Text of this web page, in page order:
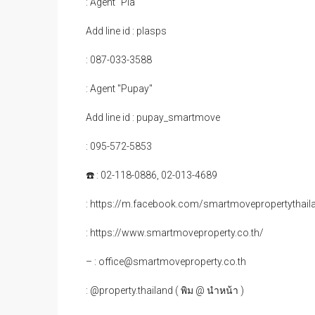
Add line id : plasps
: 087-033-3588
: Agent "Pupay"
Add line id : pupay_smartmove
: 095-572-5853
☎️ : 02-118-0886, 02-013-4689
: https://m.facebook.com/
: https://www.smartmoveproperty.co.th/
– : office@smartmoveproperty.co.th
: @property.thailand ( พิม @ นำหน้า )